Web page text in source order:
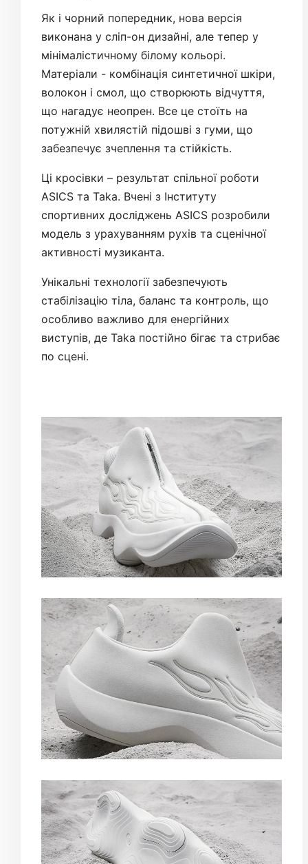
Як і чорний попередник, нова версія
виконана у сліп-он дизайні, але тепер у
мінімалістичному білому кольорі.
Матеріали - комбінація синтетичної шкіри,
волокон і смол, що створюють відчуття,
що нагадує неопрен. Все це стоїть на
потужній хвилястій підошві з гуми, що
забезпечує зчеплення та стійкість.
Ці кросівки – результат спільної роботи
ASICS та Taka. Вчені з Інституту
спортивних досліджень ASICS розробили
модель з урахуванням рухів та сценічної
активності музиканта.
Унікальні технології забезпечують
стабілізацію тіла, баланс та контроль, що
особливо важливо для енергійних
виступів, де Taka постійно бігає та стрибає
по сцені.